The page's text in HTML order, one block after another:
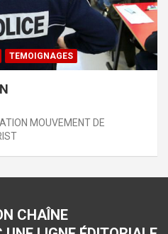
TEMOIGNAGES
MOUVEMENT DE
CHAÎNE